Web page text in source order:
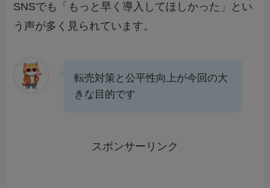
SNSでも「もっと早く導入してほしかった」とい
う声が多く見られています。
転売対策と公平性向上が今回の大
きな目的です
スポンサーリンク